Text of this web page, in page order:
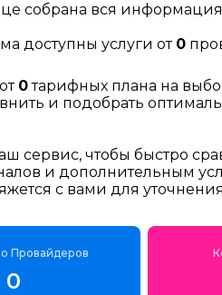
собрана вся
доступны услуги от 0
0тарифных плана на
и подобрать
сервис, чтобы быстро
и дополнительным
с вами для
Провайдеров
0